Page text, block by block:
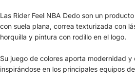
Las Rider Feel NBA Dedo son un
con suela plana, correa texturizada con
horquilla y pintura con rodillo en el logo.
Su juego de colores aporta modernidad
inspirándose en los principales equipos